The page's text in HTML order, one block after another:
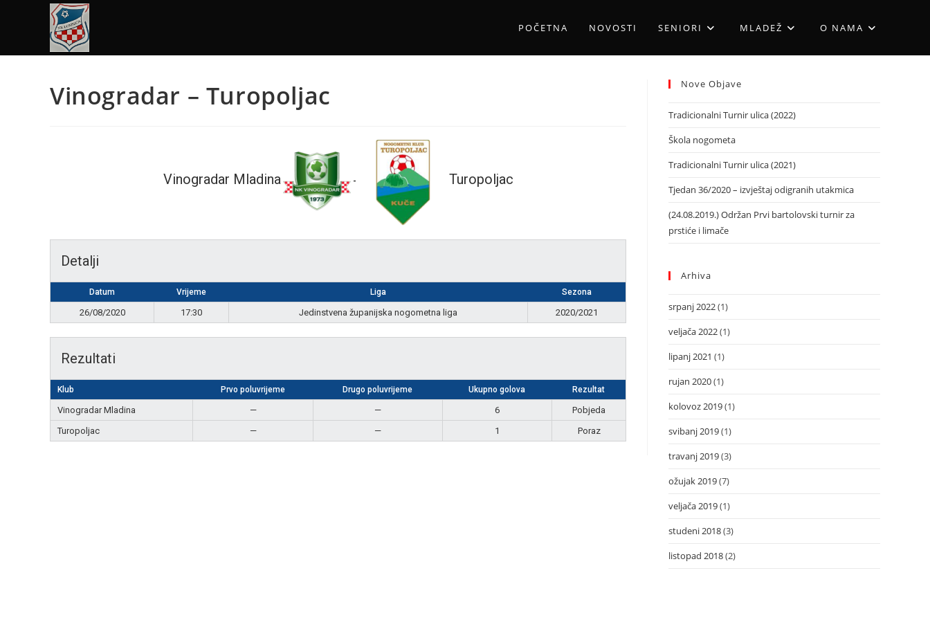
POČETNA NOVOSTI SENIORI MLADEŽ O NAMA
Vinogradar – Turopoljac
Vinogradar Mladina - Turopoljac
Detalji
Datum Vrijeme Liga Sezona
26/08/2020 17:30 Jedinstvena županijska nogometna liga 2020/2021
Rezultati
Klub Prvo poluvrijeme Drugo poluvrijeme Ukupno golova Rezultat
Vinogradar Mladina — — 6
Pobjeda
Turopoljac
— — 1 Poraz
Nove Objave
Tradicionalni Turnir ulica (2022)
Škola nogometa
Tradicionalni Turnir ulica (2021)
Tjedan 36/2020 – izvještaj odigranih utakmica
(24.08.2019.) Održan Prvi bartolovski turnir za
prstiće i limače
Arhiva
srpanj 2022(1)
veljača 2022(1)
lipanj 2021 (1)
rujan 2020(1)
kolovoz 2019(1)
svibanj 2019(1)
travanj 2019(3)
ožujak 2019(7)
veljača 2019(1)
studeni 2018(3)
listopad 2018(2)